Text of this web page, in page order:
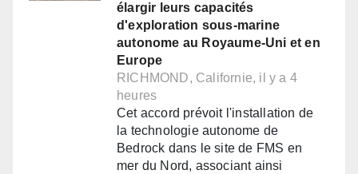
élargir leurs capacités
d'exploration sous-marine
autonome au Royaume-Uni et en
Europe
RICHMOND, Californie, il y a 4
heures
Cet accord prévoit l'installation de
la technologie autonome de
Bedrock dans le site de FMS en
mer du Nord, associant ainsi